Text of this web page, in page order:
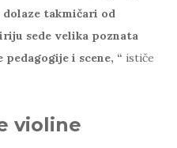
dolaze takmičari od
sede velika poznata
i scene, “ ističe
violine